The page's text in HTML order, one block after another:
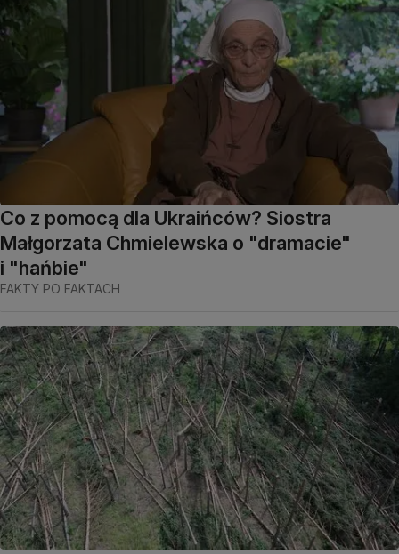
Co z pomocą dla Ukraińców? Siostra
Małgorzata Chmielewska o "dramacie"
i "hańbie"
FAKTY PO FAKTACH